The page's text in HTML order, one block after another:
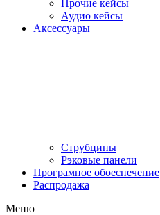
Прочие кейсы
Аудио кейсы
Аксессуары
Струбцины
Рэковые панели
Програмное обоеспечение
Распродажа
Меню